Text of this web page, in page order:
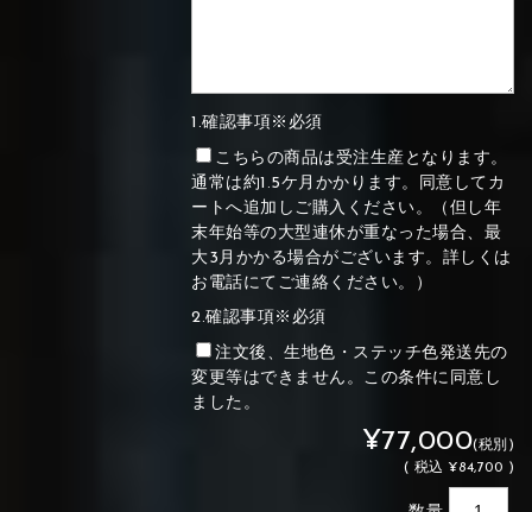
1.確認事項※必須
こちらの商品は受注生産となります。
通常は約1.5ケ月かかります。同意してカ
ートへ追加しご購入ください。（但し年
末年始等の大型連休が重なった場合、最
大3月かかる場合がございます。詳しくは
お電話にてご連絡ください。）
2.確認事項※必須
注文後、生地色・ステッチ色発送先の
変更等はできません。この条件に同意し
ました。
¥77,000(税別)
( 税込 ¥84,700 )